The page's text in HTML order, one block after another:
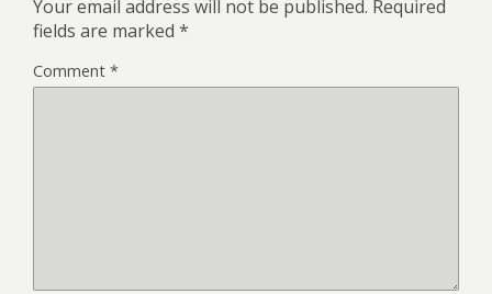
Your email address will not be published. Required
fields are marked *
Comment *